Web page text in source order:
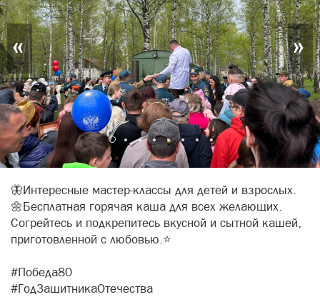
« »
🦋Интересные мастер-классы для детей и взрослых.
🌼Бесплатная горячая каша для всех желающих.
Согрейтесь и подкрепитесь вкусной и сытной кашей,
приготовленной с любовью.⭐️
#Победа80
#ГодЗащитникаОтечества